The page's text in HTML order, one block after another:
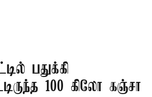
பதுக்கி
100 கிலோ கஞ்சா